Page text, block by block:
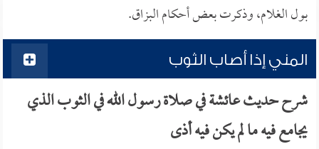
بول الغلام، وذكرت بعض أحكام البزاق.
المني إذا أصاب الثوب
شرح حديث عائشة في صلاة رسول الله في الثوب الذي
يجامع فيه ما لم يكن فيه أذى